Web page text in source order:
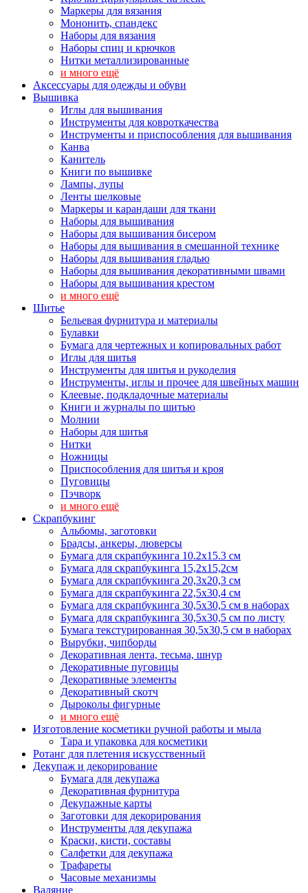
Маркеры для вязания
Мононить, спандекс
Наборы для вязания
Наборы спиц и крючков
Нитки металлизированные
и много ещё
Аксессуары для одежды и обуви
Вышивка
Иглы для вышивания
Инструменты для ковроткачества
Инструменты и приспособления для вышивания
Канва
Канитель
Книги по вышивке
Лампы, лупы
Ленты шелковые
Маркеры и карандаши для ткани
Наборы для вышивания
Наборы для вышивания бисером
Наборы для вышивания в смешанной технике
Наборы для вышивания гладью
Наборы для вышивания декоративными швами
Наборы для вышивания крестом
и много ещё
Шитье
Бельевая фурнитура и материалы
Булавки
Бумага для чертежных и копировальных работ
Иглы для шитья
Инструменты для шитья и рукоделия
Инструменты, иглы и прочее для швейных машин
Клеевые, подкладочные материалы
Книги и журналы по шитью
Молнии
Наборы для шитья
Нитки
Ножницы
Приспособления для шитья и кроя
Пуговицы
Пэчворк
и много ещё
Скрапбукинг
Альбомы, заготовки
Брадсы, анкеры, люверсы
Бумага для скрапбукинга 10.2х15.3 см
Бумага для скрапбукинга 15,2х15,2см
Бумага для скрапбукинга 20,3х20,3 см
Бумага для скрапбукинга 22,5х30,4 см
Бумага для скрапбукинга 30,5х30,5 см в наборах
Бумага для скрапбукинга 30,5х30,5 см по листу
Бумага текстурированная 30,5х30,5 см в наборах
Вырубки, чипборды
Декоративная лента, тесьма, шнур
Декоративные пуговицы
Декоративные элементы
Декоративный скотч
Дыроколы фигурные
и много ещё
Изготовление косметики ручной работы и мыла
Тара и упаковка для косметики
Ротанг для плетения искусственный
Декупаж и декорирование
Бумага для декупажа
Декоративная фурнитура
Декупажные карты
Заготовки для декорирования
Инструменты для декупажа
Краски, кисти, составы
Салфетки для декупажа
Трафареты
Часовые механизмы
Валяние